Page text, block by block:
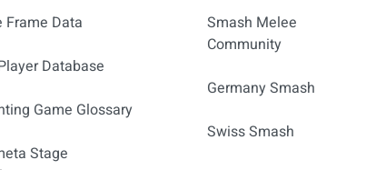
Frame Data
Database
Game Glossary
Stage
Smash Melee
Community
Germany Smash
Swiss Smash